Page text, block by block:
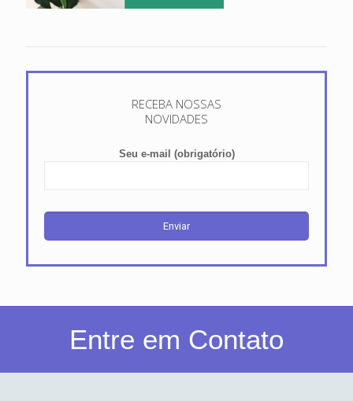
RECEBA NOSSAS
NOVIDADES
Seu e-mail (obrigatório)
Entre em Contato